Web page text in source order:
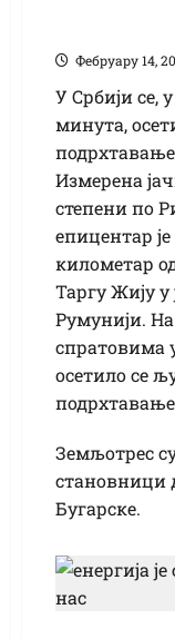
Фебруарy 14,
У Србији се,
минута,
Измерена
степени по
епицентар је
километар
Таргу Жију у
Румунији.
спратовима
осетило се
Земљотрес
становници
Бугарске.